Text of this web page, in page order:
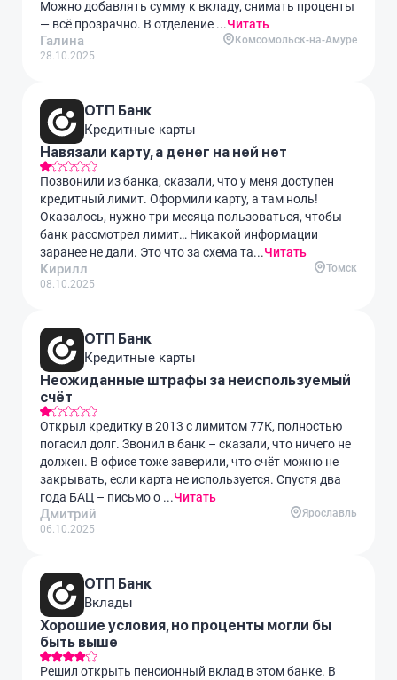
Можно добавлять сумму к вкладу, снимать проценты
— всё прозрачно. В отделение ...Читать
Галина
28.10.2025
Комсомольск-на-Амуре
ОТП Банк
Кредитные карты
Навязали карту, а денег на ней нет
Позвонили из банка, сказали, что у меня доступен
кредитный лимит. Оформили карту, а там ноль!
Оказалось, нужно три месяца пользоваться, чтобы
банк рассмотрел лимит… Никакой информации
заранее не дали. Это что за схема та...Читать
Кирилл
08.10.2025
Томск
ОТП Банк
Кредитные карты
Неожиданные штрафы за неиспользуемый
счёт
Открыл кредитку в 2013 с лимитом 77К, полностью
погасил долг. Звонил в банк – сказали, что ничего не
должен. В офисе тоже заверили, что счёт можно не
закрывать, если карта не используется. Спустя два
года БАЦ – письмо о ...Читать
Дмитрий
06.10.2025
Ярославль
ОТП Банк
Вклады
Хорошие условия, но проценты могли бы
быть выше
Решил открыть пенсионный вклад в этом банке. В